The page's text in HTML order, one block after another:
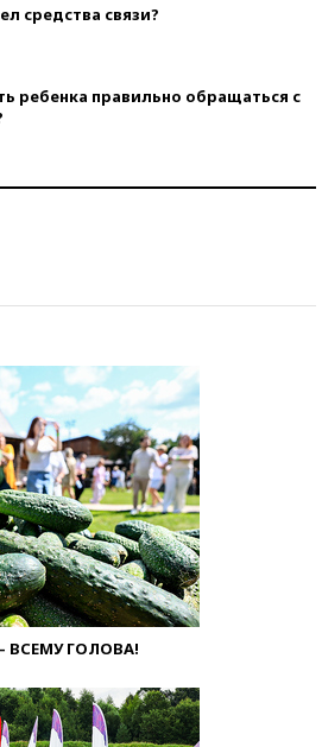
средства связи?
ребенка правильно обращаться с
ВСЕМУ ГОЛОВА!